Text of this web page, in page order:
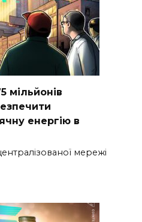
мільйонів
енергію в
мережі